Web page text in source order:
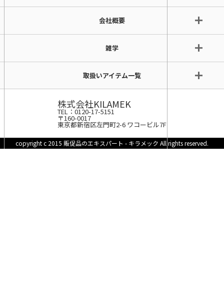
会社概要
雑学
取扱いアイテム一覧
株式会社KILAMEK
TEL：0120-17-5151
〒160-0017
東京都新宿区左門町2-6 ワコービル7F
copyright c 2015 販促品のエキスパート - キラメック All rights reserved.